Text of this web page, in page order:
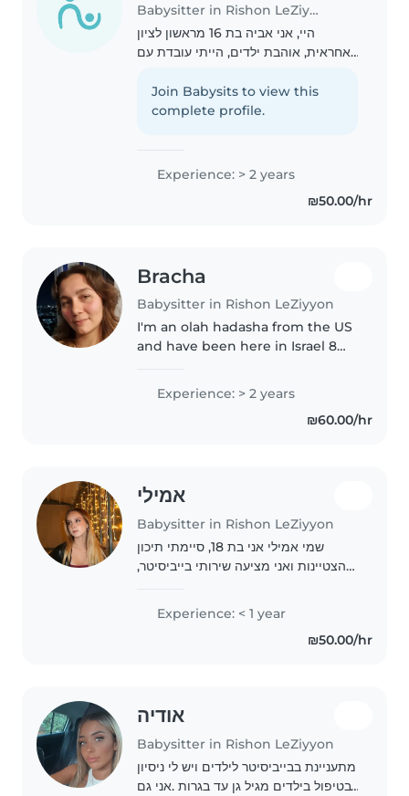
Babysitter in Rishon LeZiyyon
היי, אני אביה בת 16 מראשון לציון
אחראית, אוהבת ילדים, הייתי עובדת עם
Join Babysits to view this
complete profile.
Experience: > 2 years
₪50.00/hr
Bracha
Babysitter in Rishon LeZiyyon
I'm an olah hadasha from the US
and have been here in Israel 8
English). I'm currently getting
my nursing degree. I have a
fondness for dogs and have..
Experience: > 2 years
₪60.00/hr
אמילי
Babysitter in Rishon LeZiyyon
שמי אמילי אני בת 18, סיימתי תיכון
בהצטיינות ואני מציעה שירותי בייביסיטר,
להעביר שיעורים פרטיים/לעזור בשיעורי
בית ולהכין ארוחות קלות במידת הצורך.
Experience: < 1 year
₪50.00/hr
אודיה
Babysitter in Rishon LeZiyyon
מתעניינת בבייביסיטר לילדים ויש לי ניסיון
בטיפול בילדים מגיל גן עד בגרות .אני גם